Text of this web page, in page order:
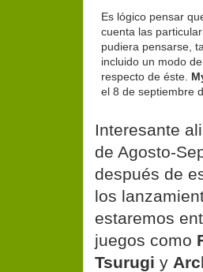
Es lógico pensar
cuenta las
pudiera pensarse,
incluido un modo
respecto de éste.
el 8 de septiembre
Interesante
de Agosto-
después de
los
estaremos
juegos como
Tsurugi y